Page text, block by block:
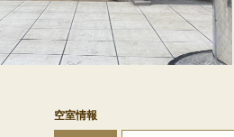
空室情報